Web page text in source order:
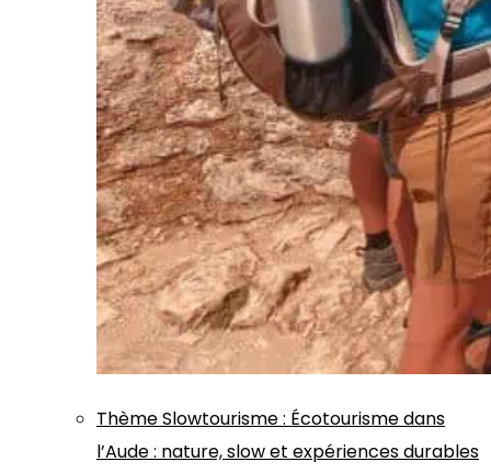
ThèmeSlowtourisme: Écotourisme dans
l’Aude : nature, slow et expériences durables